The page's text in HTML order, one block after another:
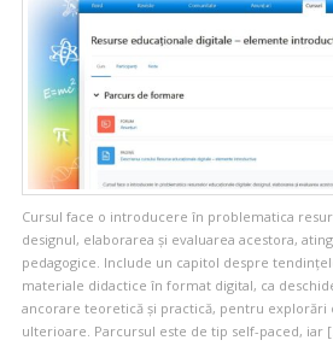
Cursul face o introducere în problematica
designul, elaborarea și evaluarea acestora,
pedagogice. Include un capitol despre
materiale didactice în format digital, ca
ancorare teoretică și practică, pentru explorări
ulterioare. Parcursul este de tip self-paced, iar